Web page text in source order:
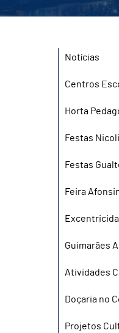
Notícias
Centros
Horta
Festas
Festas
Feira
Guimarães
Atividades
Doçaria no
Projetos